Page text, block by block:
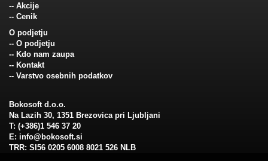
-- Akcije
-- Cenik
O podjetju
-- O podjetju
-- Kdo nam zaupa
-- Kontakt
-- Varstvo osebnih podatkov
Bokosoft d.o.o.
Na Lazih 30, 1351 Brezovica pri Ljubljani
T: (+386)1 546 37 20
E: info@bokosoft.si
TRR: SI56 0205 6008 8021 526 NLB